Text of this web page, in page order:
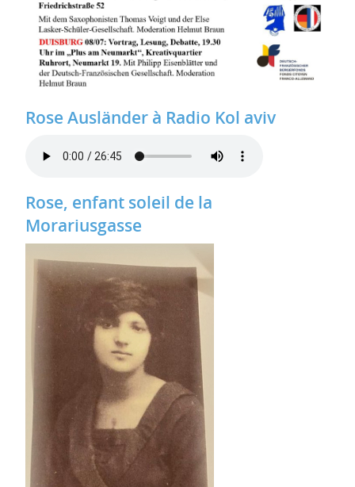
Rose Ausländer à Radio Kol aviv
Rose, enfant soleil de la
Morariusgasse